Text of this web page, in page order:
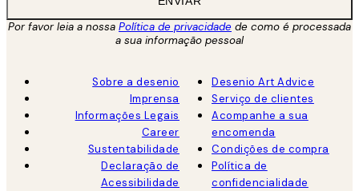
Por favor leia a nossa Política de privacidade de como é processada
a sua informação pessoal
Sobre a desenio
Imprensa
Informações Legais
Career
Sustentabilidade
Declaração de
Acessibilidade
Desenio Art Advice
Serviço de clientes
Acompanhe a sua
encomenda
Condições de compra
Política de
confidencialidade